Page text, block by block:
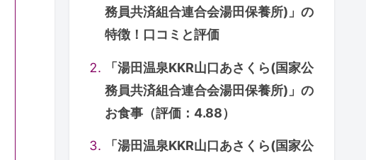
務員共済組合連合会湯田保養所)」の
特徴！口コミと評価
「湯田温泉KKR山口あさくら(国家公
務員共済組合連合会湯田保養所)」の
お食事（評価：4.88）
「湯田温泉KKR山口あさくら(国家公